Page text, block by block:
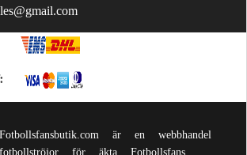
är en webbhandel
för äkta Fotbollsfans.